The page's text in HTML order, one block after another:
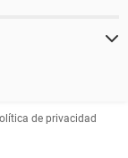
de privacidad